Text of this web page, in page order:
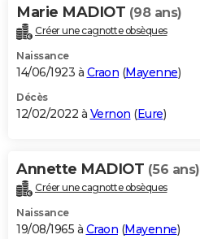
Marie MADIOT (98 ans)
Créer une cagnotte obsèques
Naissance
14/06/1923 à Craon (Mayenne)
Décès
12/02/2022 à Vernon (Eure)
Annette MADIOT (56 ans)
Créer une cagnotte obsèques
Naissance
19/08/1965 à Craon (Mayenne)